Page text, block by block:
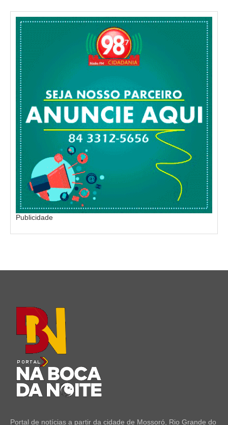
Publicidade
Portal de notícias a partir da cidade de Mossoró, Rio Grande do